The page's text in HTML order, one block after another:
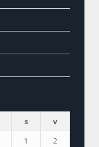
s
v
1
2